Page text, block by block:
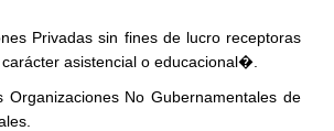
Privadas sin fines de lucro receptoras
asistencial o educacional�.
Organizaciones No Gubernamentales de